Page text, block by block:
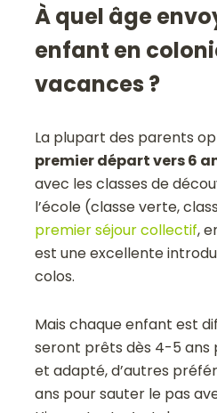
À quel âge
enfant en
vacances ?
La plupart des parents
premier départ vers 6
avec les classes de
l’école (classe verte,
premier séjour collectif,
est une excellente
colos.
Mais chaque enfant est
seront prêts dès 4-5 ans
et adapté, d’autres
ans pour sauter le pas